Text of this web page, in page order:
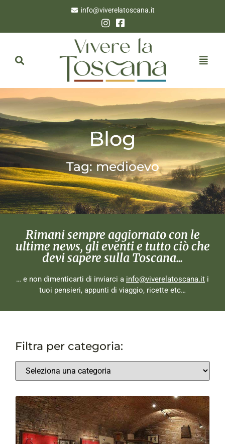
info@viverelatoscana.it
Blog
Tag: medioevo
Rimani sempre aggiornato con le
ultime news, gli eventi e tutto ciò che
devi sapere sulla Toscana...
… e non dimenticarti di inviarci a info@viverelatoscana.it i
tuoi pensieri, appunti di viaggio, ricette etc…
Filtra per categoria: